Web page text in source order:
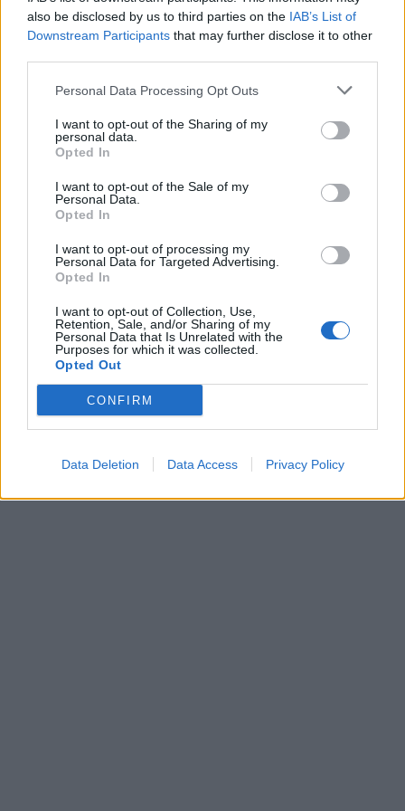
also be disclosed by us to third parties on the IAB’s List of
Downstream Participants that may further disclose it to other
Personal Data Processing Opt Outs
I want to opt-out of the Sharing of my
personal data.
Opted In
I want to opt-out of the Sale of my
Personal Data.
Opted In
I want to opt-out of processing my
Personal Data for Targeted Advertising.
Opted In
I want to opt-out of Collection, Use,
Retention, Sale, and/or Sharing of my
Personal Data that Is Unrelated with the
Purposes for which it was collected.
Opted Out
CONFIRM
Data Deletion Data Access Privacy Policy
Ska du göra egen sill till jul? …. Då är detta en klassiker.